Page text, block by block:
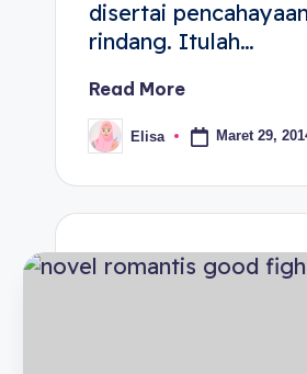
disertai
rindang. Itulah…
Read More
Elisa Maret 29,